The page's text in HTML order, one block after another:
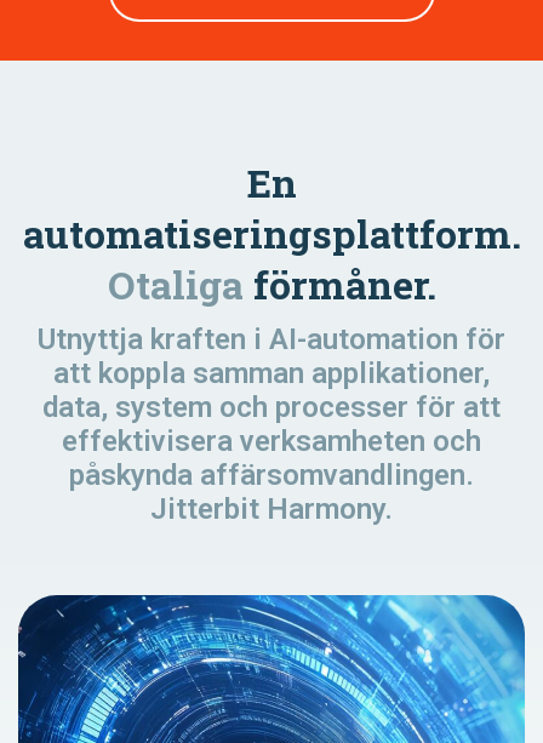
En
automatiseringsplattform.
Otaliga förmåner.
Utnyttja kraften i AI-automation för
att koppla samman applikationer,
data, system och processer för att
effektivisera verksamheten och
påskynda affärsomvandlingen.
Jitterbit Harmony.